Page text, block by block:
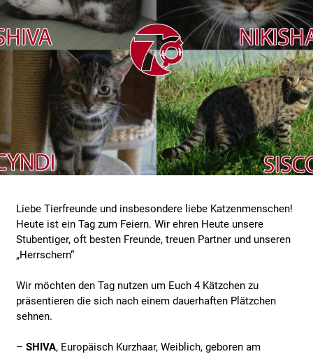
Liebe Tierfreunde und insbesondere liebe Katzenmenschen!
Heute ist ein Tag zum Feiern. Wir ehren Heute unsere
Stubentiger, oft besten Freunde, treuen Partner und unseren
„Herrschern“
Wir möchten den Tag nutzen um Euch 4 Kätzchen zu
präsentieren die sich nach einem dauerhaften Plätzchen
sehnen.
– SHIVA, Europäisch Kurzhaar, Weiblich, geboren am